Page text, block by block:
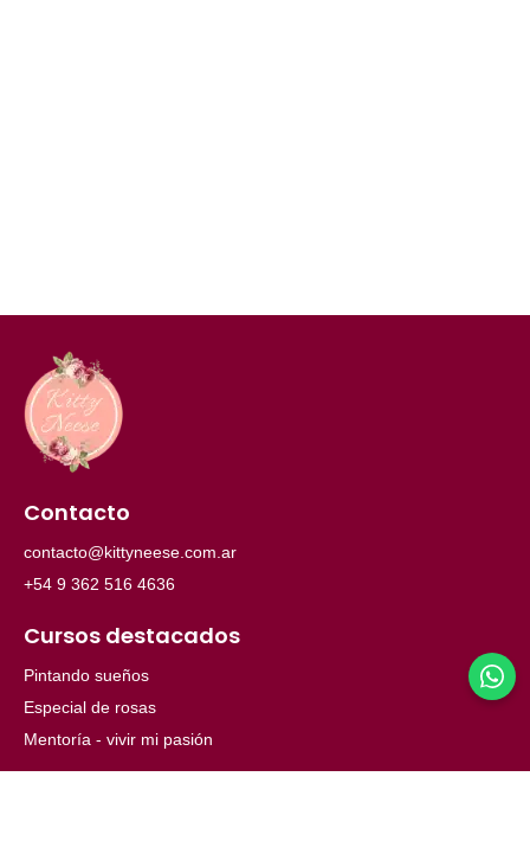
Contacto
contacto@kittyneese.com.ar
+54 9 362 516 4636
Cursos destacados
Pintando sueños
Especial de rosas
Mentoría - vivir mi pasión